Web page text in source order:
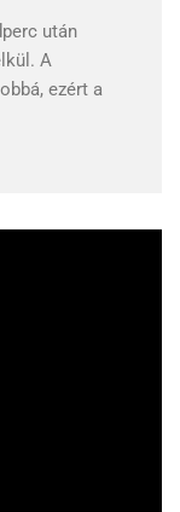
után
A
ezért a